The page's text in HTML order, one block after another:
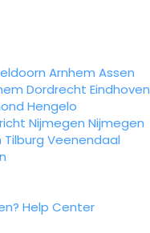
Arnhem Assen
Dordrecht Eindhoven
Hengelo
Nijmegen Nijmegen
Tilburg Veenendaal
Help Center